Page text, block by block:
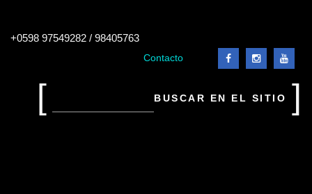
+0598 97549282 / 98405763
en
Contacto